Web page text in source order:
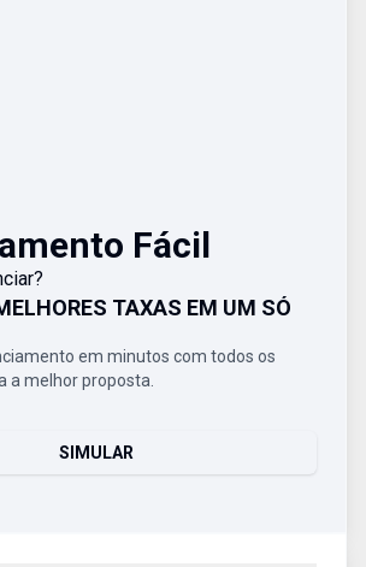
Fácil
TAXAS EM UM SÓ
em minutos com todos os
a melhor proposta.
SIMULAR